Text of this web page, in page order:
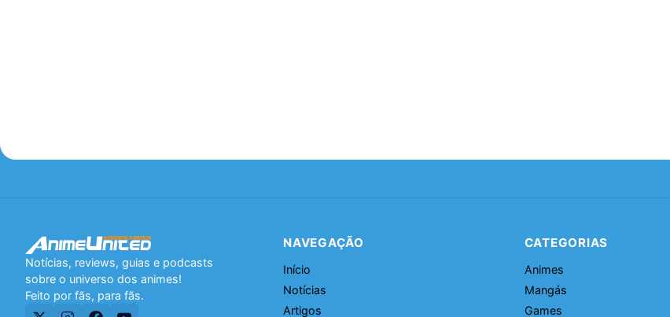
Notícias, reviews, guias e podcasts
sobre o universo dos animes!
Feito por fãs, para fãs.
NAVEGAÇÃO
Início
Notícias
Artigos
CATEGORIAS
Animes
Mangás
Games